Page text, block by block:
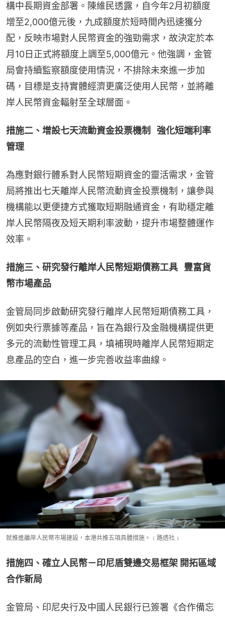
構中長期資金部署。陳維民透露，自今年2月初額度
增至2,000億元後，九成額度於短時間內迅速獲分
配，反映市場對人民幣資金的強勁需求，故決定於本
月10日正式將額度上調至5,000億元。他強調，金管
局會持續監察額度使用情況，不排除未來進一步加
碼，目標是支持實體經濟更廣泛使用人民幣，並將離
岸人民幣資金輻射至全球層面。
措施二、增設七天流動資金投票機制   強化短端利率
管理
為應對銀行體系對人民幣短期資金的靈活需求，金管
局將推出七天離岸人民幣流動資金投票機制，讓參與
機構能以更便捷方式獲取短期融通資金，有助穩定離
岸人民幣隔夜及短天期利率波動，提升市場整體運作
效率。
措施三、研究發行離岸人民幣短期債務工具   豐富貨
幣市場產品
金管局同步啟動研究發行離岸人民幣短期債務工具，
例如央行票據等產品，旨在為銀行及金融機構提供更
多元的流動性管理工具，填補現時離岸人民幣短期定
息產品的空白，進一步完善收益率曲線。
就推進離岸人民幣市場建設，本港共推五項具體措施。﹙路透社﹚
措施四、確立人民幣－印尼盾雙邊交易框架 開拓區域
合作新局
金管局、印尼央行及中國人民銀行已簽署《合作備忘